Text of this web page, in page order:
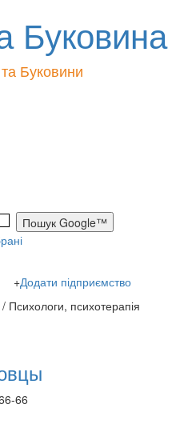
Буковина
Буковини
+Додати підприємство
Психологи, психотерапія
66